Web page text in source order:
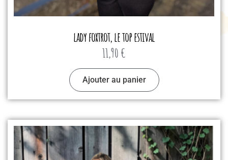
lady foxtrot, le top estival
11,90 €
Ajouter au panier